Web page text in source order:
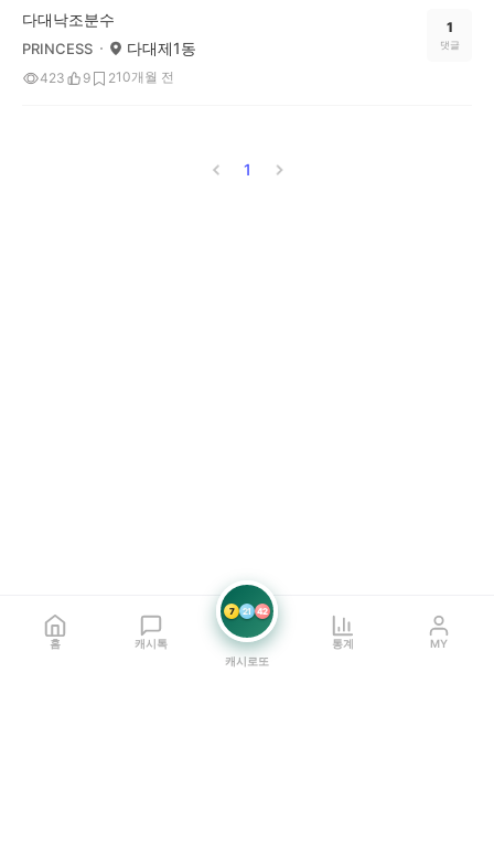
다대낙조분수
PRINCESS 다대제1동
423 9 210개월 전
1
댓글
1
홈 캐시톡
7 21 42
캐시로또
통계 MY